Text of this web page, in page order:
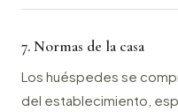
7. Normas de la casa
Los huéspedes se
del establecimiento,